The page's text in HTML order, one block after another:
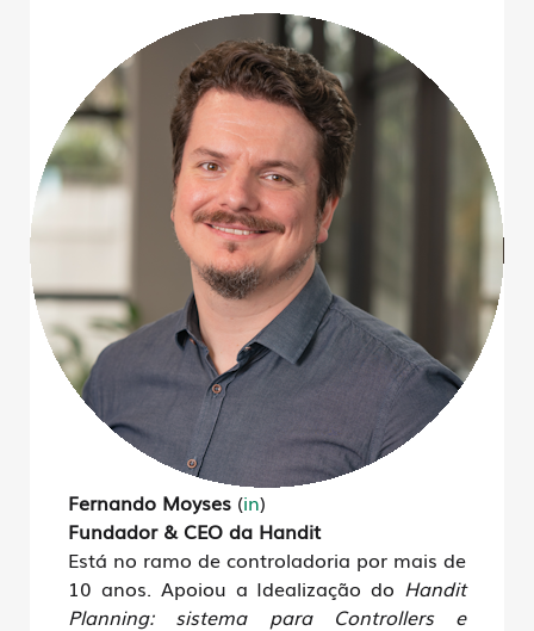
Fernando Moyses (in)
Fundador & CEO da Handit
Está no ramo de controladoria por mais de
10 anos. Apoiou a Idealização do Handit
Planning: sistema para Controllers e